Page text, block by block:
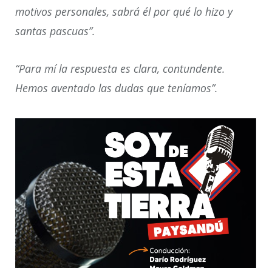
motivos personales, sabrá él por qué lo hizo y
santas pascuas”.
“Para mí la respuesta es clara, contundente.
Hemos aventado las dudas que teníamos”.